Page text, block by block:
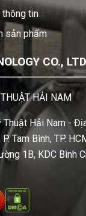
thông tin
sản phẩm
CO., LTD
HẢI NAM
Thuật Hải Nam -
Tam Bình, TP.
1B, KDC Bình